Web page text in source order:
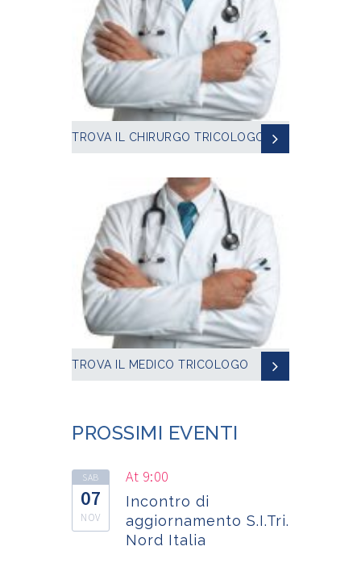
TROVA IL CHIRURGO TRICOLOGO
TROVA IL MEDICO TRICOLOGO
PROSSIMI EVENTI
SAB
07
NOV
At 9:00
Incontro di
aggiornamento S.I.Tri.
Nord Italia